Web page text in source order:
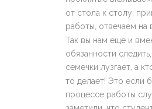
от стола к столу,
работы, отвечаем на
Так вы нам еще и
обязанности
семечки лузгает, а
то делает! Это если
процессе работы